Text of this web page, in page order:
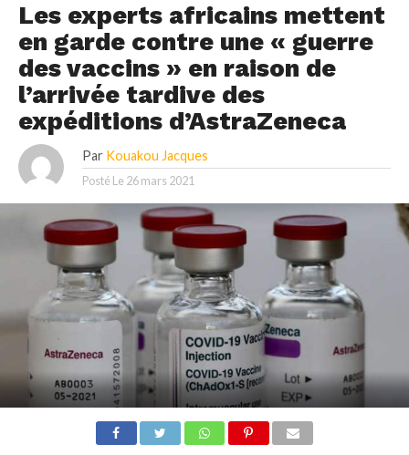
Les experts africains mettent
en garde contre une « guerre
des vaccins » en raison de
l’arrivée tardive des
expéditions d’AstraZeneca
Par Kouakou Jacques
Posté Le 26 mars 2021